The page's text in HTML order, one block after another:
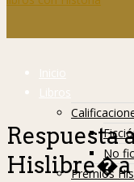
Inicio
Libros
No
Premios
Respuesta
Hislibre�a